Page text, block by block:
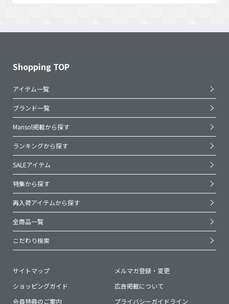
Shopping TOP
アイテム一覧
ブランド一覧
Marisol掲載から探す
ランキングから探す
SALEアイテム
特集から探す
再入荷アイテムから探す
全商品一覧
こだわり検索
サイトマップ
メルマガ登録・変更
ショッピングガイド
広告掲載について
会員特典のご案内
プライバシーガイドライン